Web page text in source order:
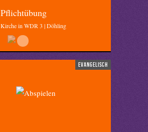
Pflichtübung
Kirche in WDR 3 | Döhling
evangelisch